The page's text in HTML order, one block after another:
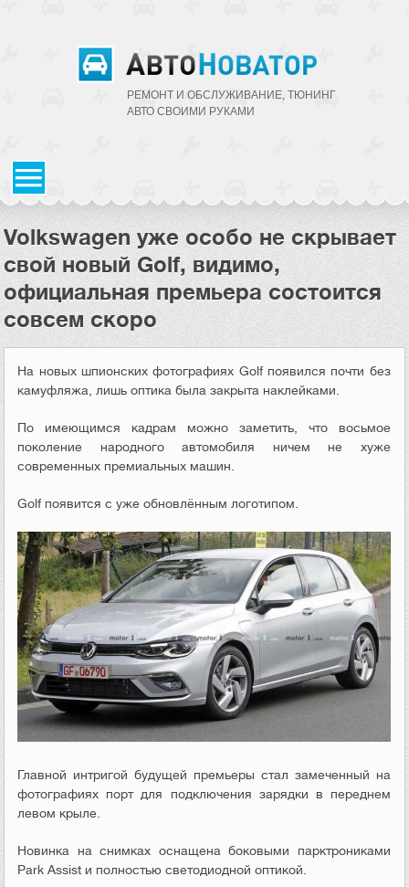
РЕМОНТ И ОБСЛУЖИВАНИЕ, ТЮНИНГ
АВТО CВОИМИ РУКАМИ
Volkswagen уже особо не скрывает
свой новый Golf, видимо,
официальная премьера состоится
совсем скоро
На новых шпионских фотографиях Golf появился почти без
камуфляжа, лишь оптика была закрыта наклейками.
По имеющимся кадрам можно заметить, что восьмое
поколение народного автомобиля ничем не хуже
современных премиальных машин.
Golf появится с уже обновлённым логотипом.
Главной интригой будущей премьеры стал замеченный на
фотографиях порт для подключения зарядки в переднем
левом крыле.
Новинка на снимках оснащена боковыми парктрониками
Park Assist и полностью светодиодной оптикой.